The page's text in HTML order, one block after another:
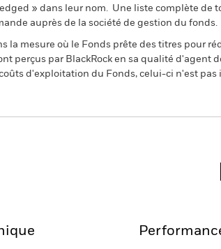
» dans leur nom. Une liste complète de
auprès de la société de gestion du fonds.
la mesure où le Fonds prête des titres pour
perçus par BlackRock en sa qualité d'agent
coûts d'exploitation du Fonds, celui-ci n'est